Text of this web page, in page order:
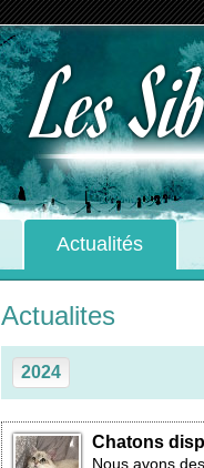
Les
Actualités
Actualites
2024
Chatons
Nous avons